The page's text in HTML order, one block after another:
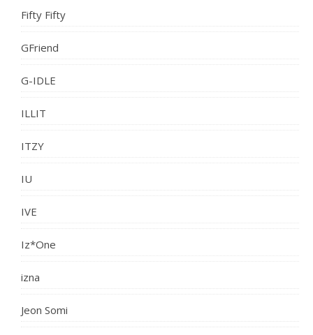
Fifty Fifty
GFriend
G-IDLE
ILLIT
ITZY
IU
IVE
Iz*One
izna
Jeon Somi